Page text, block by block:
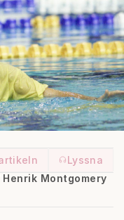
Lyssna
Henrik Montgomery